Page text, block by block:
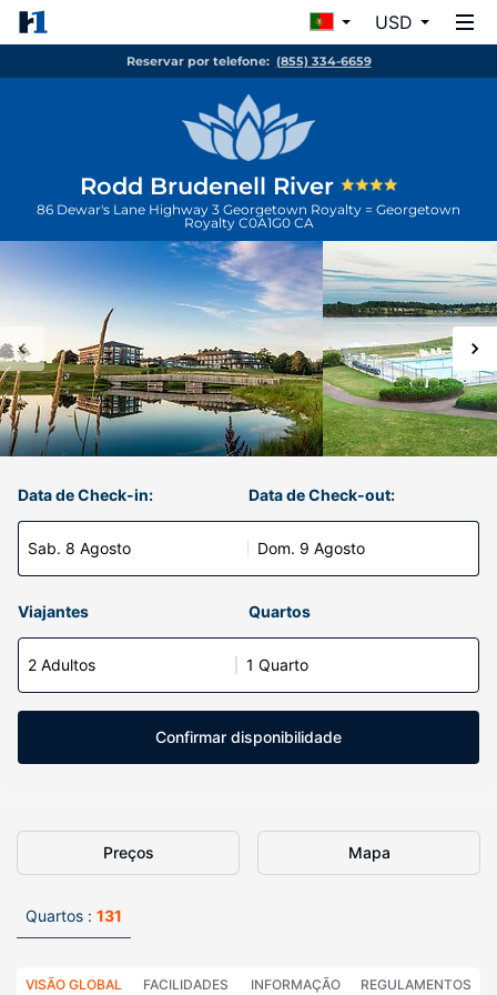
USD
Reservar por telefone: (855) 334-6659
Rodd Brudenell River
86 Dewar's Lane Highway 3 Georgetown Royalty = Georgetown
Royalty C0A1G0 CA
Data de Check-in:
Sab. 8 Agosto
Data de Check-out:
Dom. 9 Agosto
Viajantes Quartos
2 Adultos 1 Quarto
Confirmar disponibilidade
Preços Mapa
Quartos : 131
VISÃO GLOBAL
FACILIDADES
INFORMAÇÃO
REGULAMENTOS